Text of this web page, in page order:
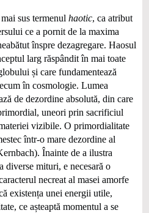
sus termenul haotic, ca atribut
ce a pornit de la maxima
înspre dezagregare. Haosul
larg răspândit în mai toate
și care fundamentează
în cosmologie. Lumea
de dezordine absolută, din care
uneori prin sacrificiul
vizibile. O primordialitate
într-o mare dezordine al
Înainte de a ilustra
diverse mituri, e necesară o
necreat al masei amorfe
existența unei energii utile,
ce așteaptă momentul a se